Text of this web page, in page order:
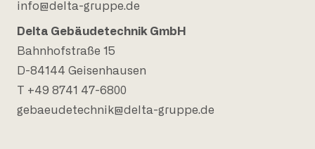
info@delta-gruppe.de
Delta Gebäudetechnik GmbH
Bahnhofstraße 15
D-84144 Geisenhausen
T +49 8741 47-6800
gebaeudetechnik@delta-gruppe.de